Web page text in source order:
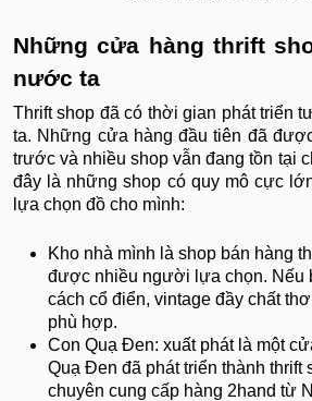
Những cửa hàng thrift
nước ta
Thrift shop đã có thời gian phát triển
ta. Những cửa hàng đầu tiên đã
trước và nhiều shop vẫn đang tồn tại
đây là những shop có quy mô cực
lựa chọn đồ cho mình:
Kho nhà mình là shop bán hàng
được nhiều người lựa chọn. Nếu
cách cổ điển, vintage đầy chất
phù hợp.
Con Quạ Đen: xuất phát là một
Quạ Đen đã phát triển thành thrift
chuyên cung cấp hàng 2hand từ